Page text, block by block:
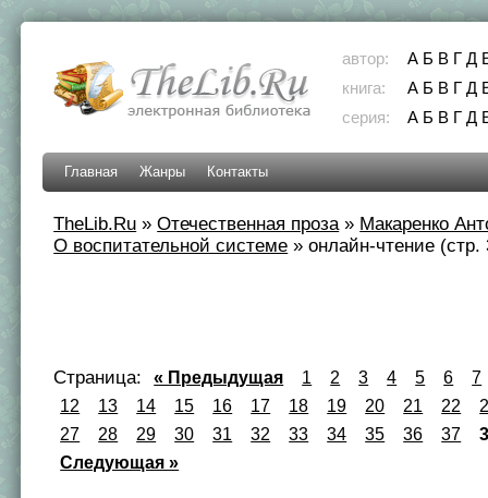
автор: А Б В Г Д
книга:
А Б В Г Д
серия:
А Б В Г Д
Главная Жанры Контакты
TheLib.Ru »Отечественная проза» Макаренко
О воспитательной системе »онлайн-чтение (стр.
Страница: « Предыдущая 1 2 3 4 5 6
7
12
13 14 15 16 17 18 19 20 21 22
27
28 29 30 31 32 33 34 35 36 37
Следующая »